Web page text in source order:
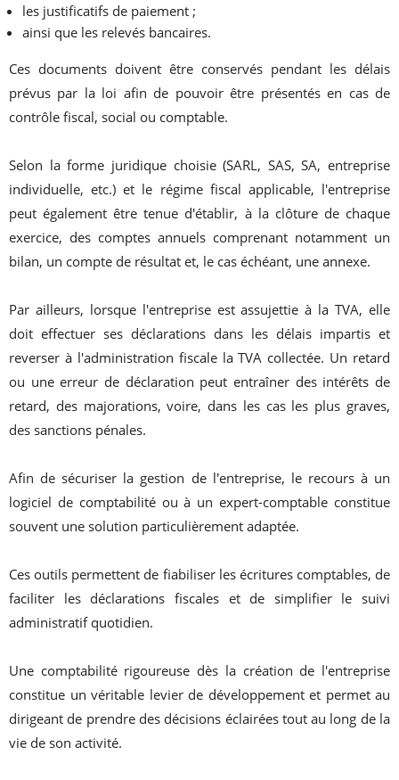
les justificatifs de paiement ;
ainsi que les relevés bancaires.
Ces documents doivent être conservés pendant les délais
prévus par la loi afin de pouvoir être présentés en cas de
contrôle fiscal, social ou comptable.
Selon la forme juridique choisie (SARL, SAS, SA, entreprise
individuelle, etc.) et le régime fiscal applicable, l'entreprise
peut également être tenue d'établir, à la clôture de chaque
exercice, des comptes annuels comprenant notamment un
bilan, un compte de résultat et, le cas échéant, une annexe.
Par ailleurs, lorsque l'entreprise est assujettie à la TVA, elle
doit effectuer ses déclarations dans les délais impartis et
reverser à l'administration fiscale la TVA collectée. Un retard
ou une erreur de déclaration peut entraîner des intérêts de
retard, des majorations, voire, dans les cas les plus graves,
des sanctions pénales.
Afin de sécuriser la gestion de l'entreprise, le recours à un
logiciel de comptabilité ou à un expert-comptable constitue
souvent une solution particulièrement adaptée.
Ces outils permettent de fiabiliser les écritures comptables, de
faciliter les déclarations fiscales et de simplifier le suivi
administratif quotidien.
Une comptabilité rigoureuse dès la création de l'entreprise
constitue un véritable levier de développement et permet au
dirigeant de prendre des décisions éclairées tout au long de la
vie de son activité.